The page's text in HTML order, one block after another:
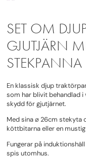
SET OM
GJUTJÄRN
STEKPANNA
En klassisk djup
som har blivit behandlad
skydd för gjutjärnet.
Med sina ⌀ 26cm stekyta
köttbitarna eller en
Fungerar på
spis utomhus.